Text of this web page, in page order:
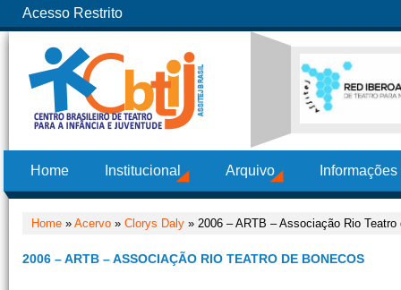
Acesso Restrito
Home Institucional Arquivo
Home » Acervo » Clorys Daly » 2006 – ARTB – Associação Rio Teatro
2006 – ARTB – ASSOCIAÇÃO RIO TEATRO DE BONECOS